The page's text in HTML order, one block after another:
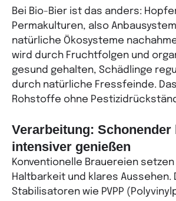
Bei Bio-Bier ist das anders:
Permakulturen, also
natürliche Ökosysteme
wird durch Fruchtfolgen und
gesund gehalten, Schädlinge
durch natürliche Fressfeinde.
Rohstoffe ohne
Verarbeitung: Schonender
intensiver genießen
Konventionelle Brauereien
Haltbarkeit und klares Aussehen.
Stabilisatoren wie PVPP